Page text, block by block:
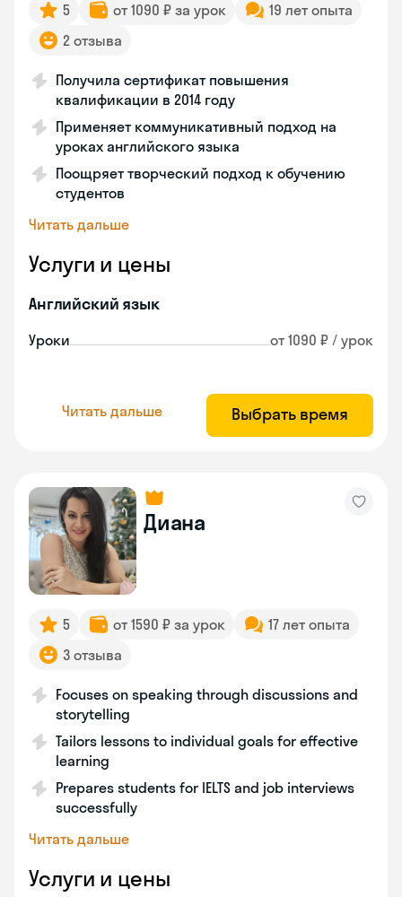
5 от 1090 ₽ за урок
19 лет опыта
2 отзыва
Получила сертификат повышения
квалификации в 2014 году
Применяет коммуникативный подход на
уроках английского языка
Поощряет творческий подход к обучению
студентов
Читать дальше
Услуги и цены
Английский язык
Уроки от 1090 ₽ / урок
Читать дальше Выбрать время
Диана
5 от 1590 ₽ за урок
17 лет опыта
3 отзыва
Focuses on speaking through discussions and
storytelling
Tailors lessons to individual goals for effective
learning
Prepares students for IELTS and job interviews
successfully
Читать дальше
Услуги и цены